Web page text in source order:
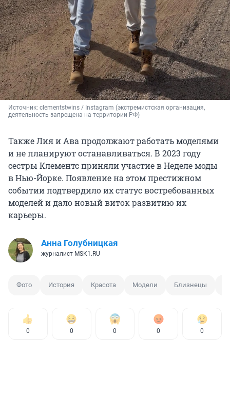
Источник: clementstwins / Instagram (экстремистская организация,
деятельность запрещена на территории РФ)
Также Лия и Ава продолжают работать моделями
и не планируют останавливаться. В 2023 году
сестры Клементс приняли участие в Неделе моды
в Нью-Йорке. Появление на этом престижном
событии подтвердило их статус востребованных
моделей и дало новый виток развитию их
карьеры.
Анна Голубницкая
журналист MSK1.RU
Фото История Красота Модели Близнецы
0 0 0 0 0